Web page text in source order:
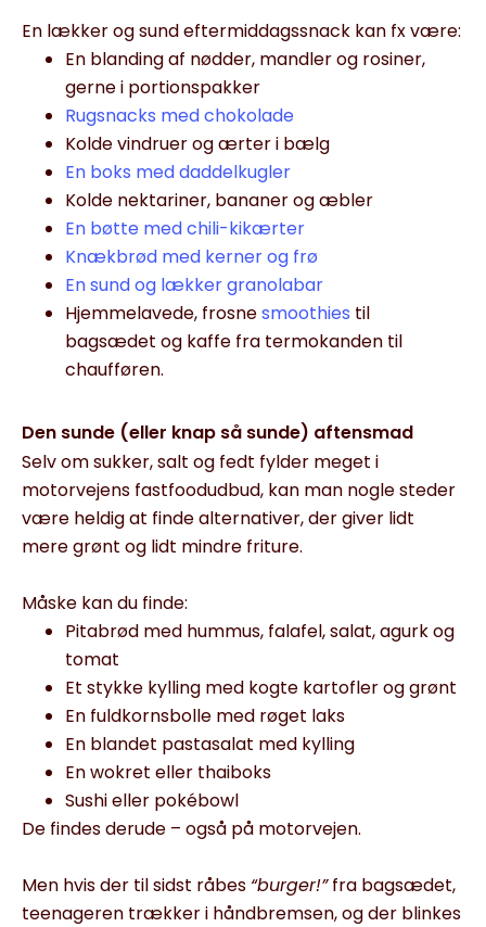
En lækker og sund eftermiddagssnack kan fx være:
En blanding af nødder, mandler og rosiner,
gerne i portionspakker
Rugsnacks med chokolade
Kolde vindruer og ærter i bælg
En boks med daddelkugler
Kolde nektariner, bananer og æbler
En bøtte med chili-kikærter
Knækbrød med kerner og frø
En sund og lækker granolabar
Hjemmelavede, frosnesmoothies til
bagsædet og kaffe fra termokanden til
chaufføren.
Den sunde (eller knap så sunde) aftensmad
Selv om sukker, salt og fedt fylder meget i
motorvejens fastfoodudbud, kan man nogle steder
være heldig at finde alternativer, der giver lidt
mere grønt og lidt mindre friture.
Måske kan du finde:
Pitabrød med hummus, falafel, salat, agurk og
tomat
Et stykke kylling med kogte kartofler og grønt
En fuldkornsbolle med røget laks
En blandet pastasalat med kylling
En wokret eller thaiboks
Sushi eller pokébowl
De findes derude – også på motorvejen.
Men hvis der til sidst råbes “burger!”fra bagsædet,
teenageren trækker i håndbremsen, og der blinkes